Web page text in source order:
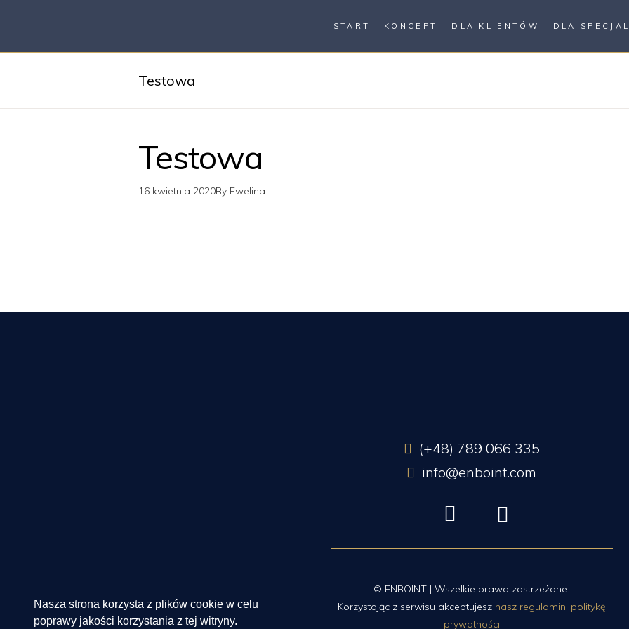
Nasza strona korzysta z plików cookie w celu
poprawy jakości korzystania z tej witryny.
START KONCEPT DLA KLIENTÓW DLA
Testowa
Testowa
16 kwietnia 2020By Ewelina
(+48) 789 066 335
info@enboint.com
© ENBOINT | Wszelkie prawa zastrzeżone.
Korzystając z serwisu akceptujesz nasz regulamin, politykę
prywatności